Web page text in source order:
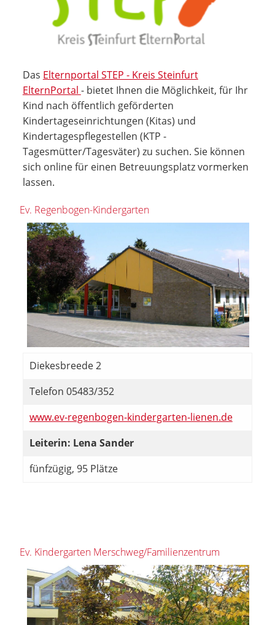
Das Elternportal STEP - Kreis Steinfurt
ElternPortal - bietet Ihnen die Möglichkeit, für Ihr
Kind nach öffentlich geförderten
Kindertageseinrichtungen (Kitas) und
Kindertagespflegestellen (KTP -
Tagesmütter/Tagesväter) zu suchen. Sie können
sich online für einen Betreuungsplatz vormerken
lassen.
Ev. Regenbogen-Kindergarten
Diekesbreede 2
Telefon 05483/352
www.ev-regenbogen-kindergarten-lienen.de
Leiterin: Lena Sander
fünfzügig, 95 Plätze
Ev. Kindergarten Merschweg/Familienzentrum